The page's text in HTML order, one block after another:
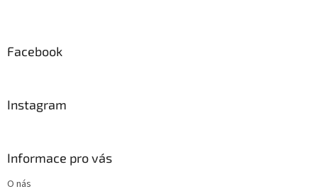
Facebook
Instagram
Informace pro vás
O nás